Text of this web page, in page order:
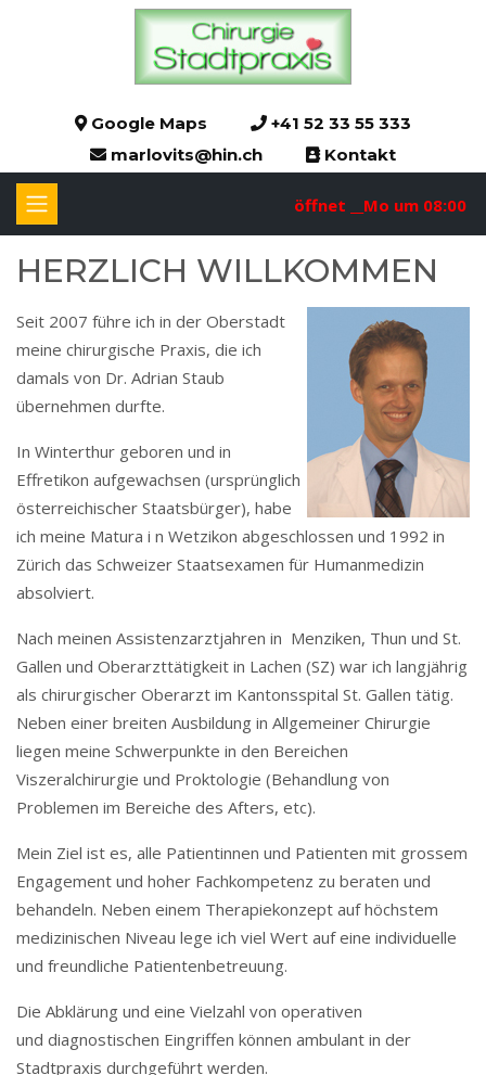
Google Maps
+41 52 33 55 333
marlovits@hin.ch
Kontakt
öffnet __Mo um 08:00
HERZ­­LICH WILL­­KOM­­MEN
Seit 2007 führe ich in der Oberstadt
meine chirurgische Praxis, die ich
damals von Dr. Adrian Staub
übernehmen durfte.
In Winterthur geboren und in
Effretikon aufgewachsen (ursprünglich
österreichischer Staatsbürger), habe
ich meine Matura i n Wetzikon abgeschlossen und 1992 in
Zürich das Schweizer Staatsexamen für Humanmedizin
absolviert.
Nach meinen Assistenzarztjahren in Menziken, Thun und St.
Gallen und Oberarzttätigkeit in Lachen (SZ) war ich langjährig
als chirurgischer Oberarzt im Kantonsspital St. Gallen tätig.
Neben einer breiten Ausbildung in Allgemeiner Chirurgie
liegen meine Schwerpunkte in den Bereichen
Viszeralchirurgie und Proktologie (Behandlung von
Problemen im Bereiche des Afters, etc).
Mein Ziel ist es, alle Patientinnen und Patienten mit grossem
Engagement und hoher Fachkompetenz zu beraten und
behandeln. Neben einem Therapiekonzept auf höchstem
medizinischen Niveau lege ich viel Wert auf eine individuelle
und freundliche Patientenbetreuung.
Die Abklärung und eine Vielzahl von operativen
und diagnostischen Eingriffen können ambulant in der
Stadtpraxis durchgeführt werden.